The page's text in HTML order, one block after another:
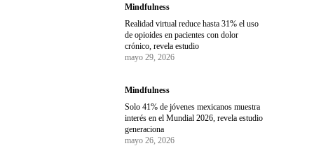
Mindfulness
Realidad virtual reduce hasta 31% el uso
de opioides en pacientes con dolor
crónico, revela estudio
mayo 29, 2026
Mindfulness
Solo 41% de jóvenes mexicanos muestra
interés en el Mundial 2026, revela estudio
generaciona
mayo 26, 2026